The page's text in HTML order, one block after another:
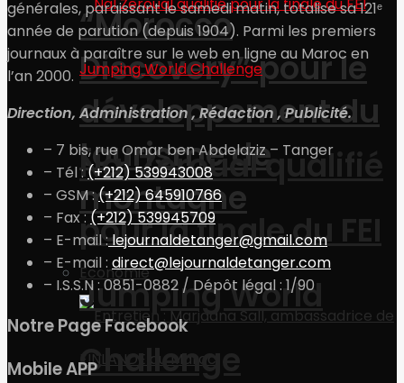
“Morocco
Discovery” pour le
développement du
tourisme de
montagne
Economie
Nal Zeroual qualifié
pour la finale du FEI
Jumping World
Challenge
générales, paraissant le samedi matin, totalise sa 121ᵉ
année de parution (depuis 1904). Parmi les premiers
journaux à paraître sur le web en ligne au Maroc en
l’an 2000.
Direction, Administration , Rédaction , Publicité.
– 7 bis, rue Omar ben Abdelaziz – Tanger
– Tél :(+212) 539943008
– GSM :(+212) 645910766
– Fax :(+212) 539945709
– E-mail : lejournaldetanger@gmail.com
– E-mail : direct@lejournaldetanger.com
– I.S.S.N : 0851-0882 / Dépôt légal : 1/90
Notre Page Facebook
Mobile APP